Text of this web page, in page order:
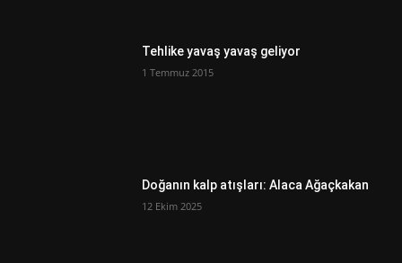
Tehlike yavaş yavaş geliyor
1 Temmuz 2015
Doğanın kalp atışları: Alaca Ağaçkakan
12 Ekim 2025